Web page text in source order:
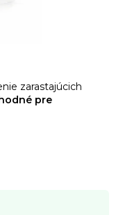
zarastajúcich
pre